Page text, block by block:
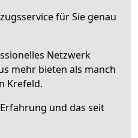
für Sie genau
Netzwerk
mehr bieten als manch
Krefeld.
Erfahrung und das seit